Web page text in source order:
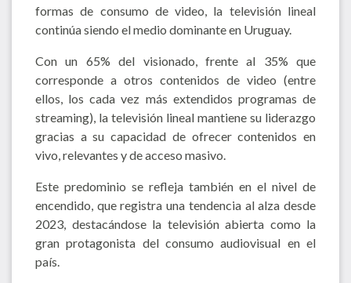
formas de consumo de video, la televisión lineal
continúa siendo el medio dominante en Uruguay.
Con un 65% del visionado, frente al 35% que
corresponde a otros contenidos de video (entre
ellos, los cada vez más extendidos programas de
streaming), la televisión lineal mantiene su liderazgo
gracias a su capacidad de ofrecer contenidos en
vivo, relevantes y de acceso masivo.
Este predominio se refleja también en el nivel de
encendido, que registra una tendencia al alza desde
2023, destacándose la televisión abierta como la
gran protagonista del consumo audiovisual en el
país.